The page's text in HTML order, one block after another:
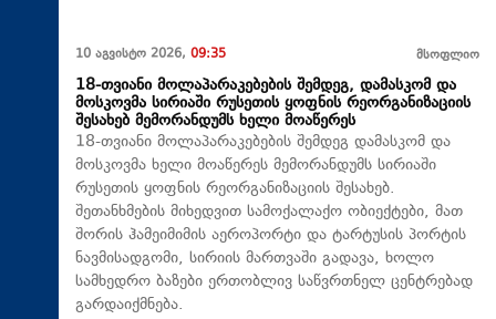
10 აგვისტო 2026, 09:35 მსოფლიო
18-თვიანი მოლაპარაკებების შემდეგ, დამასკომ და
მოსკოვმა სირიაში რუსეთის ყოფნის რეორგანიზაციის
შესახებ მემორანდუმს ხელი მოაწერეს
18-თვიანი მოლაპარაკებების შემდეგ დამასკომ და
მოსკოვმა ხელი მოაწერეს მემორანდუმს სირიაში
რუსეთის ყოფნის რეორგანიზაციის შესახებ.
შეთანხმების მიხედვით სამოქალაქო ობიექტები, მათ
შორის ჰამეიმიმის აეროპორტი და ტარტუსის პორტის
ნავმისადგომი, სირიის მართვაში გადავა, ხოლო
სამხედრო ბაზები ერთობლივ საწვრთნელ ცენტრებად
გარდაიქმნება.